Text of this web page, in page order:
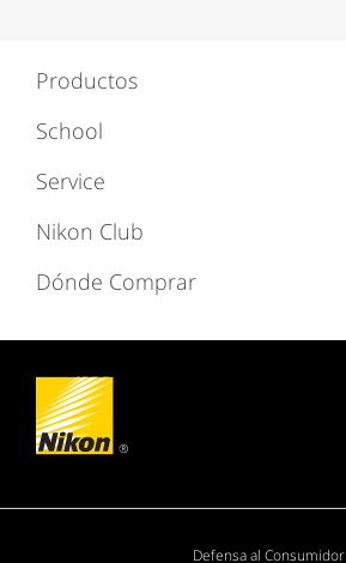
Productos
School
Service
Nikon Club
Dónde Comprar
Defensa al Consumidor